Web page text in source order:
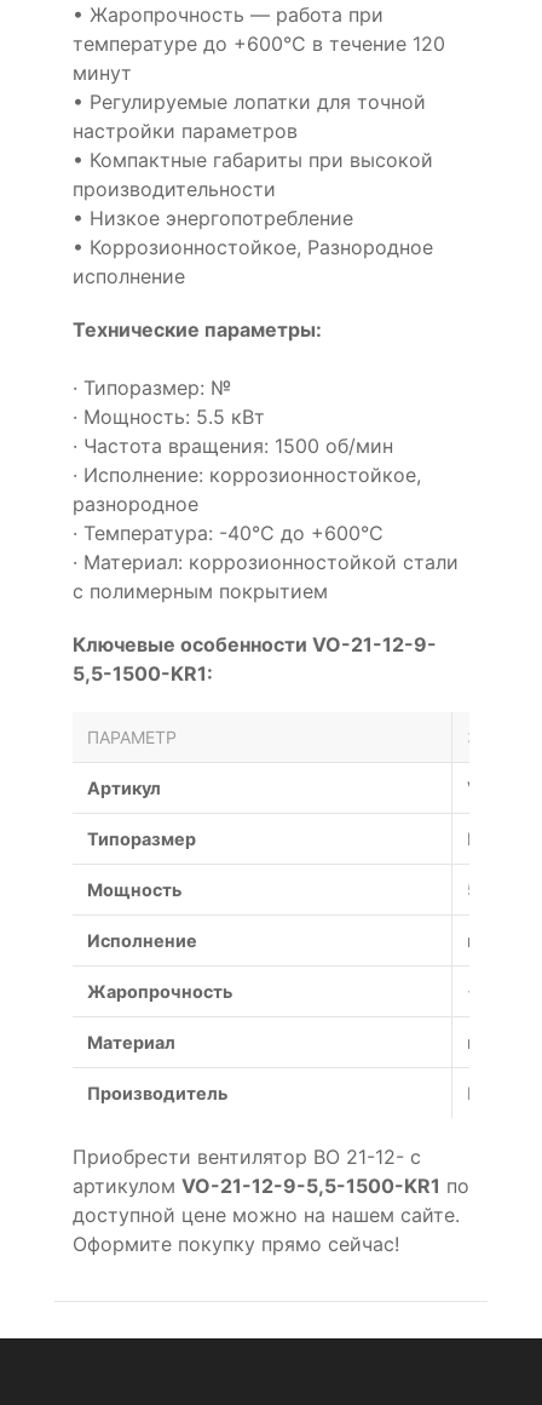
• Жаропрочность — работа при
температуре до +600°С в течение 120
минут
• Регулируемые лопатки для точной
настройки параметров
• Компактные габариты при высокой
производительности
• Низкое энергопотребление
• Коррозионностойкое, Разнородное
исполнение
Технические параметры:
· Типоразмер: №
· Мощность: 5.5 кВт
· Частота вращения: 1500 об/мин
· Исполнение: коррозионностойкое,
разнородное
· Температура: -40°С до +600°С
· Материал: коррозионностойкой стали
с полимерным покрытием
Ключевые особенности VO-21-12-9-
5,5-1500-KR1:
ПАРАМЕТР
Артикул VO-21-
Типоразмер №
Мощность 5.5 кВт
Исполнение
Жаропрочность +600°С
Материал
Производитель Россия
Приобрести вентилятор ВО 21-12- с
артикулом VO-21-12-9-5,5-1500-KR1 по
доступной цене можно на нашем сайте.
Оформите покупку прямо сейчас!